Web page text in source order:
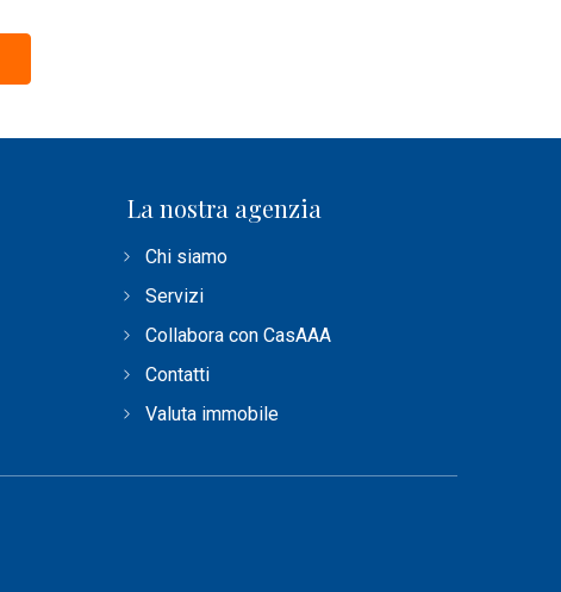
La nostra agenzia
Chi siamo
Servizi
Collabora con CasAAA
Contatti
Valuta immobile